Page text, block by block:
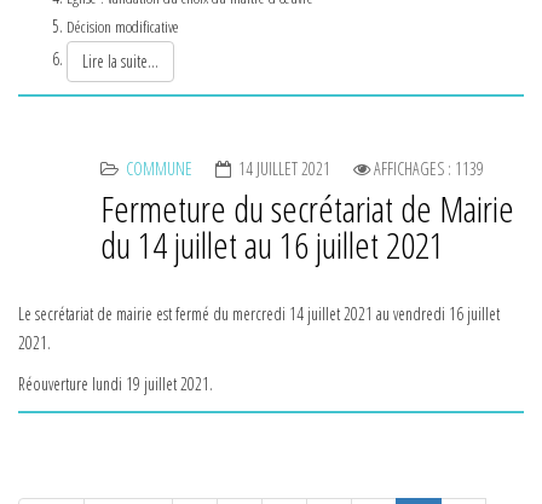
Décision modificative
Lire la suite...
COMMUNE 14 JUILLET 2021 AFFICHAGES : 1139
Fermeture du secrétariat de Mairie
du 14 juillet au 16 juillet 2021
Le secrétariat de mairie est fermé du mercredi 14 juillet 2021 au vendredi 16 juillet
2021.
Réouverture lundi 19 juillet 2021.